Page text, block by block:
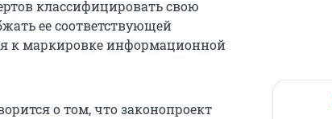
классифицировать свою
ее соответствующей
к маркировке информационной
о том, что законопроект